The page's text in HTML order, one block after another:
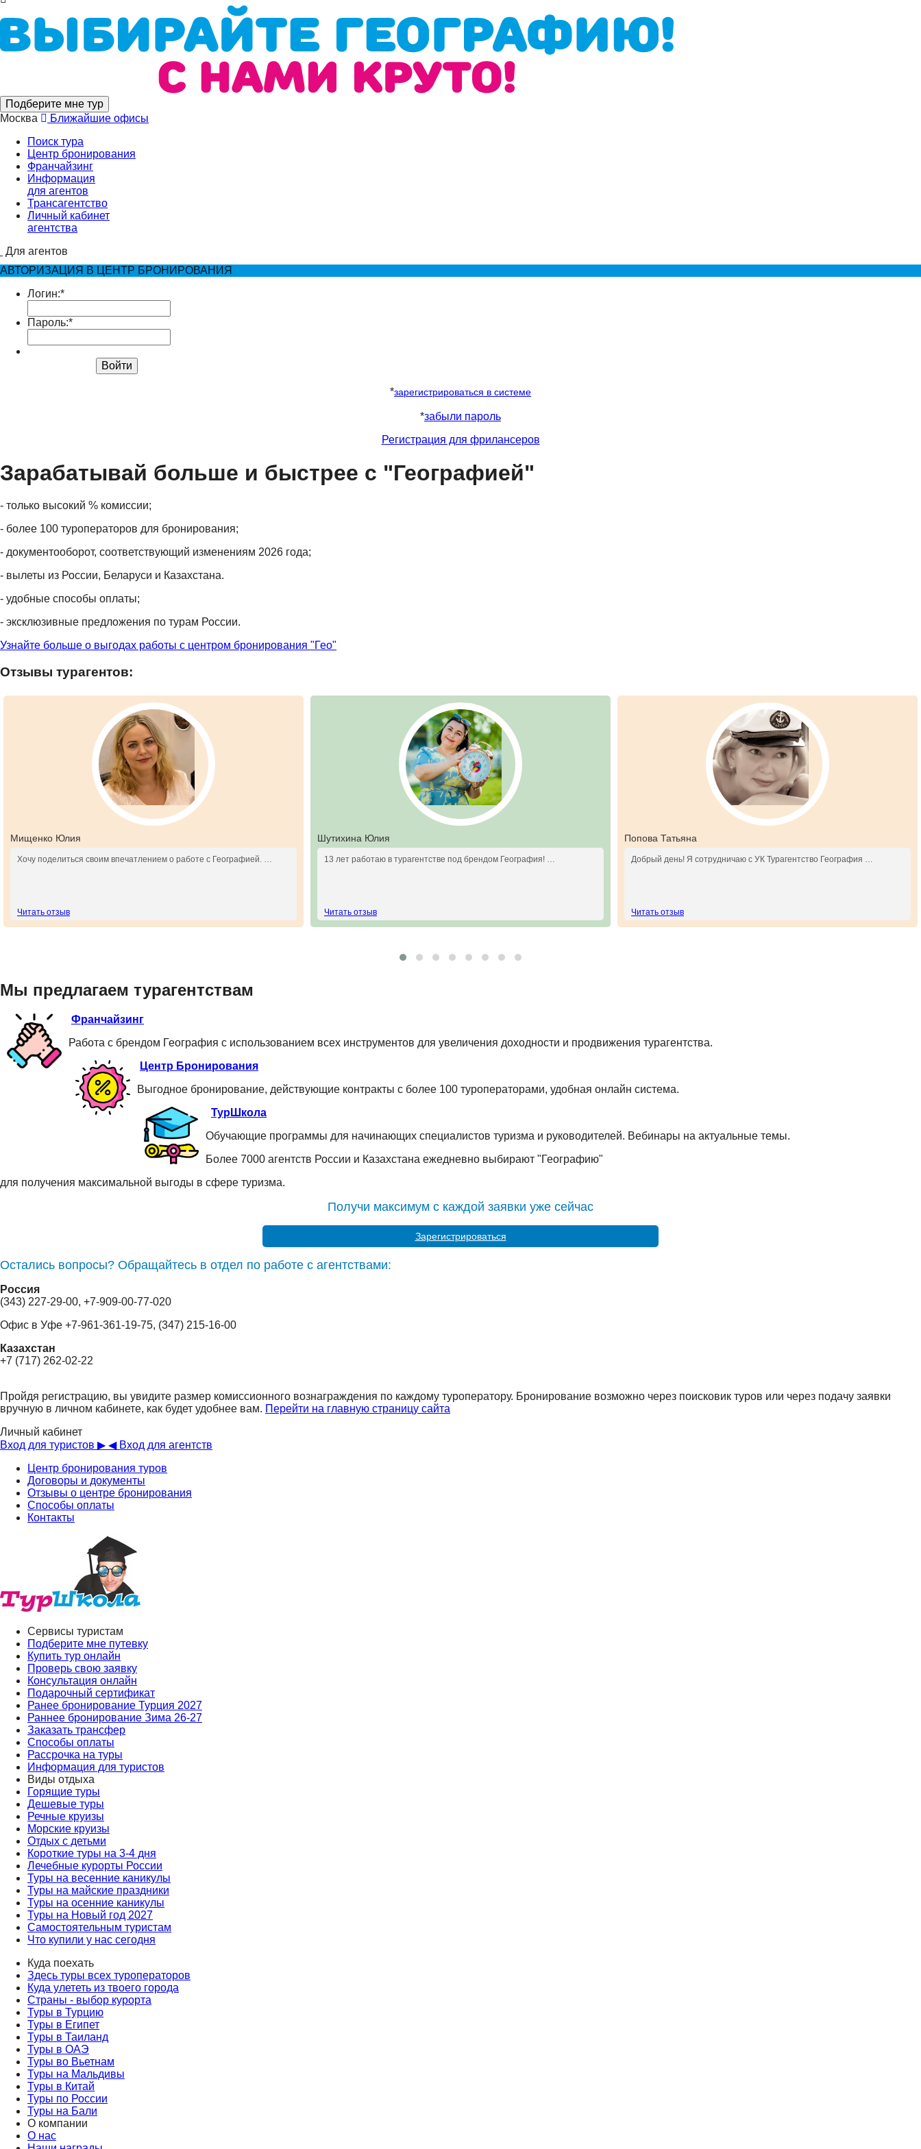
Подберите мне тур
Москва
Ближайшие офисы
Поиск тура
Центр бронирования
Франчайзинг
Информация
для агентов
Трансагентство
Личный кабинет
агентства
Для агентов
АВТОРИЗАЦИЯ В ЦЕНТР БРОНИРОВАНИЯ
Логин:*
Пароль:*
Войти
*зарегистрироваться в системе
*забыли пароль
Регистрация для фрилансеров
Зарабатывай больше и быстрее с "Географией"
- только высокий % комиссии;
- более 100 туроператоров для бронирования;
- документооборот, соответствующий изменениям 2026 года;
- вылеты из России, Беларуси и Казахстана.
- удобные способы оплаты;
- эксклюзивные предложения по турам России.
Узнайте больше о выгодах работы с центром бронирования "Гео"
Отзывы турагентов:
Мищенко Юлия
Хочу поделиться своим впечатлением о работе с Географией. …
Читать отзыв
Шутихина Юлия
13 лет работаю в турагентстве под брендом География! …
Читать отзыв
Попова Татьяна
Добрый день! Я сотрудничаю с УК Турагентство География …
Читать отзыв
Мы предлагаем турагентствам
Франчайзинг
Работа с брендом География с использованием всех инструментов для увеличения доходности и продвижения турагентства.
Центр Бронирования
Выгодное бронирование, действующие контракты с более 100 туроператорами, удобная онлайн система.
ТурШкола
Обучающие программы для начинающих специалистов туризма и руководителей. Вебинары на актуальные темы.
Более 7000 агентств России и Казахстана ежедневно выбирают "Географию"
для получения максимальной выгоды в сфере туризма.
Получи максимум с каждой заявки уже сейчас
Зарегистрироваться
Остались вопросы? Обращайтесь в отдел по работе с агентствами:
Россия
(343) 227-29-00, +7-909-00-77-020
Офис в Уфе +7-961-361-19-75, (347) 215-16-00
Казахстан
+7 (717) 262-02-22
Пройдя регистрацию, вы увидите размер комиссионного вознаграждения по каждому туроператору. Бронирование возможно через поисковик туров или через подачу заявки
вручную в личном кабинете, как будет удобнее вам. Перейти на главную страницу сайта
Личный кабинет
Вход для туристов ▶ ◀ Вход для агентств
Центр бронирования туров
Договоры и документы
Отзывы о центре бронирования
Способы оплаты
Контакты
Сервисы туристам
Подберите мне путевку
Купить тур онлайн
Проверь свою заявку
Консультация онлайн
Подарочный сертификат
Ранее бронирование Турция 2027
Раннее бронирование Зима 26-27
Заказать трансфер
Способы оплаты
Рассрочка на туры
Информация для туристов
Виды отдыха
Горящие туры
Дешевые туры
Речные круизы
Морские круизы
Отдых с детьми
Короткие туры на 3-4 дня
Лечебные курорты России
Туры на весенние каникулы
Туры на майские праздники
Туры на осенние каникулы
Туры на Новый год 2027
Самостоятельным туристам
Что купили у нас сегодня
Куда поехать
Здесь туры всех туроператоров
Куда улететь из твоего города
Страны - выбор курорта
Туры в Турцию
Туры в Египет
Туры в Таиланд
Туры в ОАЭ
Туры во Вьетнам
Туры на Мальдивы
Туры в Китай
Туры по России
Туры на Бали
О компании
О нас